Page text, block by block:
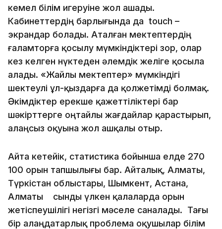
кемел білім игеруіне жол ашады.
Кабинеттердің барлығында да touch –
экрандар болады. Аталған мектептердің
ғаламторға қосылу мүмкіндіктері зор, олар
кез келген нүктеден әлемдік желіге қосыла
алады. «Жайлы мектептер» мүмкіндігі
шектеулі ұл-қыздарға да қолжетімді болмақ.
Әкімдіктер ерекше қажеттіліктері бар
шәкірттерге оңтайлы жағдайлар қарастырып,
алаңсыз оқуына жол ашқалы отыр.
Айта кетейік, статистика бойынша елде 270
100 орын тапшылығы бар. Айталық, Алматы,
Түркістан облыстары, Шымкент, Астана,
Алматы сынды үлкен қалаларда орын
жетіспеушілігі негізгі мәселе саналады. Тағы
бір алаңдатарлық проблема оқушылар білім